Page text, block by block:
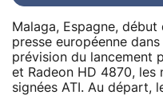
Malaga, Espagne,
presse européenne
prévision du lancement
et Radeon HD 4870, les
signées ATI. Au départ,